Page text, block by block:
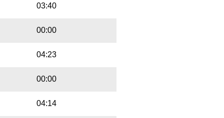
03:40
00:00
04:23
00:00
04:14